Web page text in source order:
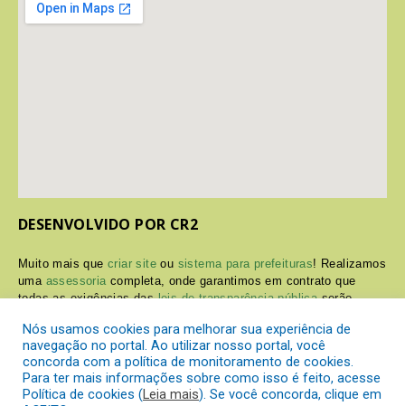
DESENVOLVIDO POR CR2
Muito mais quecriar site ou sistema para prefeituras! Realizamos
uma assessoria completa, onde garantimos em contrato que
todas as exigências dasleis de transparência públicaserão
Conheça oPNTPe oRadar da Transparência Pública
Nós usamos cookies para melhorar sua experiência de
navegação no portal. Ao utilizar nosso portal, você
concorda com a política de monitoramento de cookies.
Para ter mais informações sobre como isso é feito, acesse
Política de cookies (Leia mais). Se você concorda, clique em